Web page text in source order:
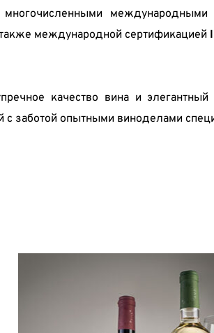
международными
международной сертификацией
качество вина и
с заботой опытными виноделами